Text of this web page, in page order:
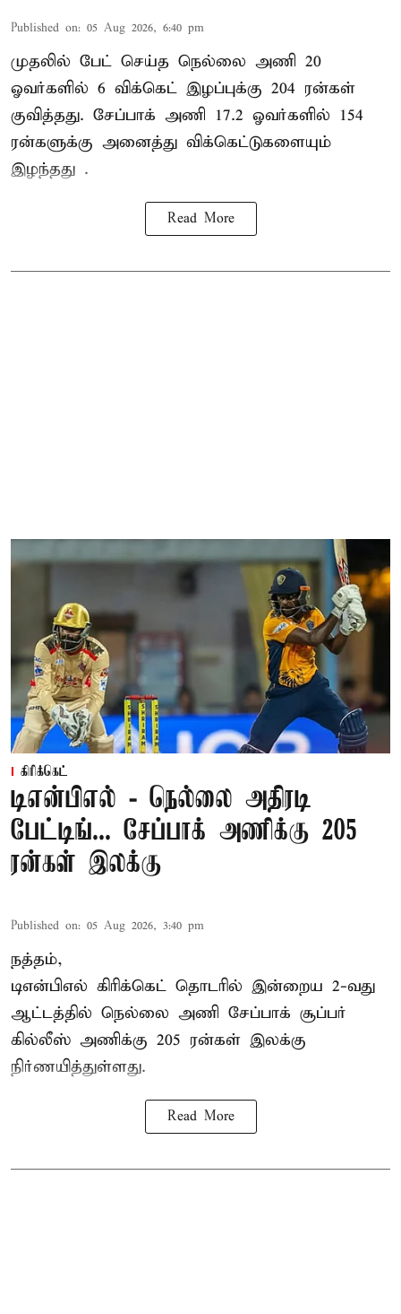
Published on: 05 Aug 2026, 6:40 pm
முதலில் பேட் செய்த நெல்லை அணி 20
ஓவர்களில் 6 விக்கெட் இழப்புக்கு 204 ரன்கள்
குவித்தது. சேப்பாக் அணி 17.2 ஓவர்களில் 154
ரன்களுக்கு அனைத்து விக்கெட்டுகளையும்
இழந்தது .
Read More
கிரிக்கெட்
டிஎன்பிஎல் - நெல்லை அதிரடி
பேட்டிங்... சேப்பாக் அணிக்கு 205
ரன்கள் இலக்கு
Published on: 05 Aug 2026, 3:40 pm
நத்தம்,
டிஎன்பிஎல் கிரிக்கெட் தொடரில் இன்றைய 2-வது
ஆட்டத்தில் நெல்லை அணி சேப்பாக் சூப்பர்
கில்லீஸ் அணிக்கு 205 ரன்கள் இலக்கு
நிர்ணயித்துள்ளது.
Read More